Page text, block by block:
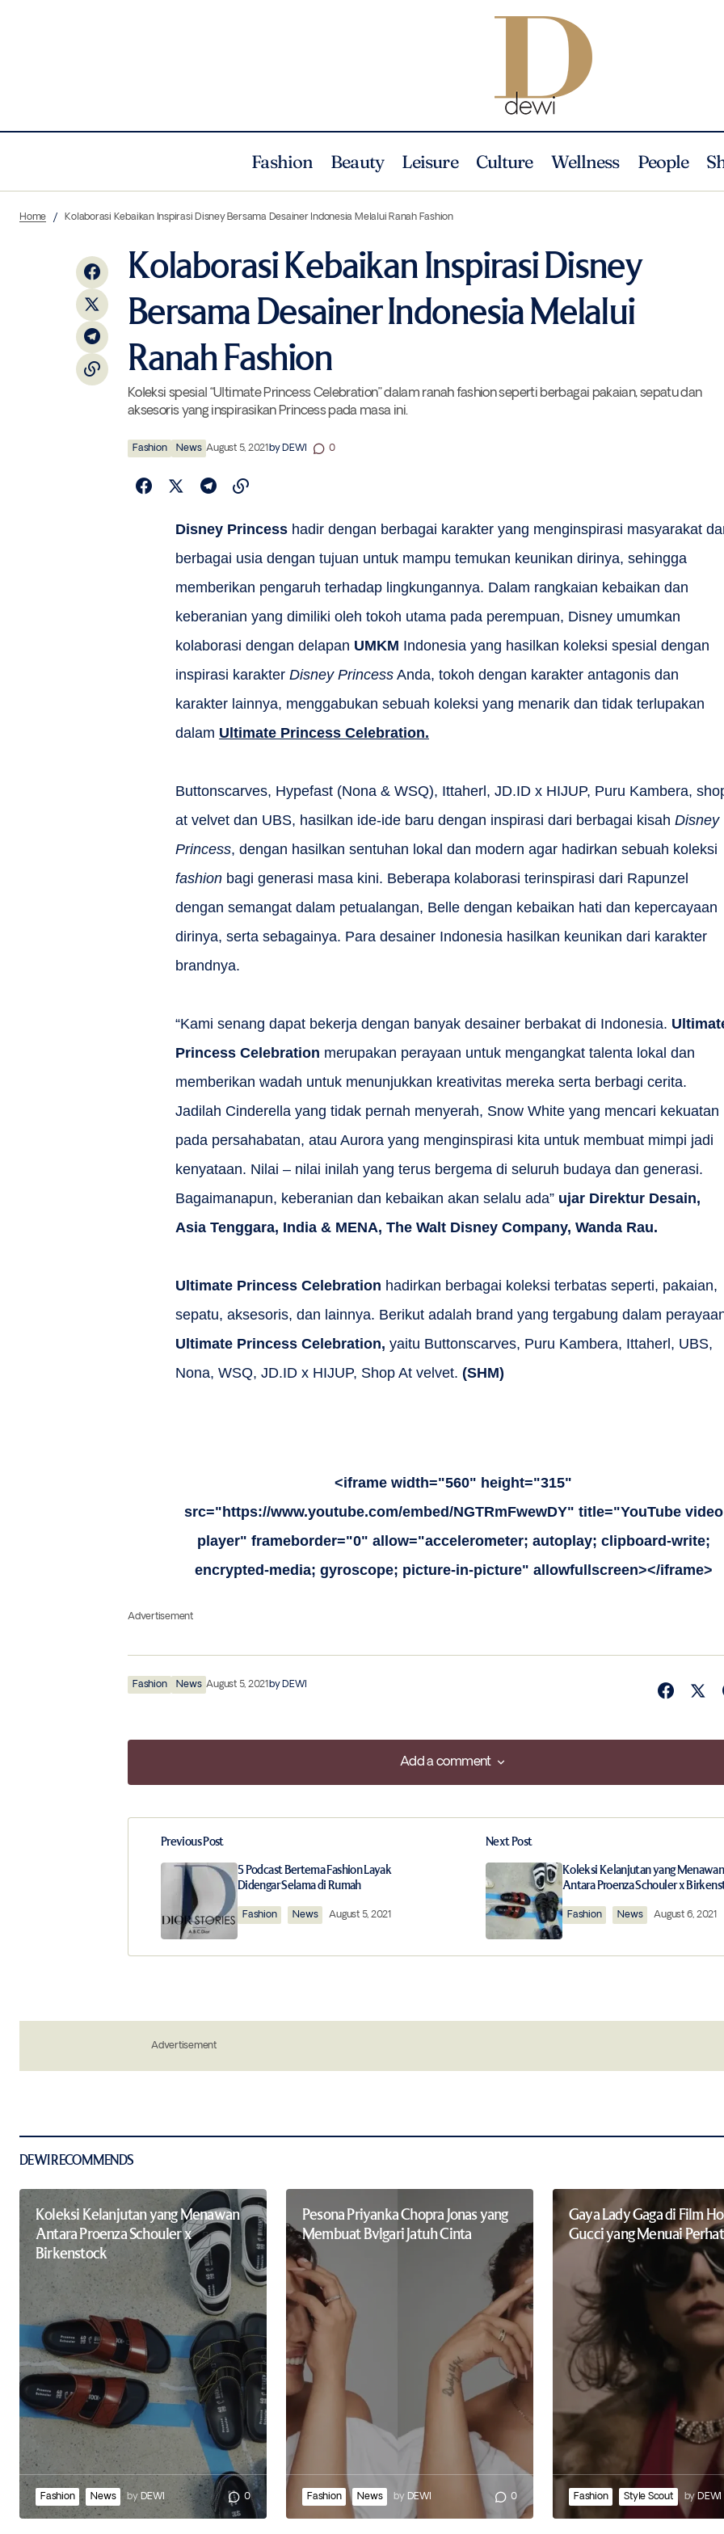
Fashion Beauty Leisure Culture Wellness People
5 Podcast Bertema Fashion Layak
Didengar Selama di Rumah
Fashion News Kolaborasi Kebaikan Inspirasi Disney Bersama Desainer Indonesia
Home Kolaborasi Kebaikan Inspirasi Disney Bersama Desainer Indonesia Melalui Ranah Fashion
Kolaborasi Kebaikan Inspirasi Disney
Bersama Desainer Indonesia Melalui
Ranah Fashion
Koleksi spesial “Ultimate Princess Celebration” dalam ranah fashion seperti berbagai pakaian, sepatu dan
aksesoris yang inspirasikan Princess pada masa ini.
Fashion News August 5, 2021byDEWI 0
Disney Princess hadir dengan berbagai karakter yang menginspirasi masyarakat
berbagai usia dengan tujuan untuk mampu temukan keunikan dirinya, sehingga
memberikan pengaruh terhadap lingkungannya. Dalam rangkaian kebaikan dan
keberanian yang dimiliki oleh tokoh utama pada perempuan, Disney umumkan
kolaborasi dengan delapan UMKM Indonesia yang hasilkan koleksi spesial dengan
inspirasi karakter Disney Princess Anda, tokoh dengan karakter antagonis dan
karakter lainnya, menggabukan sebuah koleksi yang menarik dan tidak terlupakan
dalam Ultimate Princess Celebration.
Buttonscarves, Hypefast (Nona & WSQ), Ittaherl, JD.ID x HIJUP, Puru Kambera,
at velvet dan UBS, hasilkan ide-ide baru dengan inspirasi dari berbagai kisah Disney
Princess, dengan hasilkan sentuhan lokal dan modern agar hadirkan sebuah koleksi
fashion bagi generasi masa kini. Beberapa kolaborasi terinspirasi dari Rapunzel
dengan semangat dalam petualangan, Belle dengan kebaikan hati dan kepercayaan
dirinya, serta sebagainya. Para desainer Indonesia hasilkan keunikan dari karakter
brandnya.
“Kami senang dapat bekerja dengan banyak desainer berbakat di Indonesia.
Princess Celebration merupakan perayaan untuk mengangkat talenta lokal dan
memberikan wadah untuk menunjukkan kreativitas mereka serta berbagi cerita.
Jadilah Cinderella yang tidak pernah menyerah, Snow White yang mencari kekuatan
pada persahabatan, atau Aurora yang menginspirasi kita untuk membuat mimpi jadi
kenyataan. Nilai – nilai inilah yang terus bergema di seluruh budaya dan generasi.
Bagaimanapun, keberanian dan kebaikan akan selalu ada” ujar Direktur Desain,
Asia Tenggara, India & MENA, The Walt Disney Company, Wanda Rau.
Ultimate Princess Celebration hadirkan berbagai koleksi terbatas seperti, pakaian,
sepatu, aksesoris, dan lainnya. Berikut adalah brand yang tergabung dalam
Ultimate Princess Celebration, yaitu Buttonscarves, Puru Kambera, Ittaherl, UBS,
Nona, WSQ, JD.ID x HIJUP, Shop At velvet. (SHM)
<iframe width="560" height="315"
src="https://www.youtube.com/embed/NGTRmFwewDY" title="YouTube video
player" frameborder="0" allow="accelerometer; autoplay; clipboard-write;
encrypted-media; gyroscope; picture-in-picture" allowfullscreen></iframe>
Advertisement
Fashion News August 5, 2021byDEWI
Add a comment
Add a comment
Your email address will not be published. Required fields are marked
Comment
Save my name, email, and website in this browser for
Previous Post
5 Podcast Bertema Fashion Layak
Didengar Selama di Rumah
Fashion News August 5, 2021
Next Post
Koleksi Kelanjutan yang Menawan
Antara Proenza Schouler x
Fashion News August 6, 2021
Advertisement
DEWI RECOMMENDS
Koleksi Kelanjutan yang Menawan
Antara Proenza Schouler x
Birkenstock
Fashion News by DEWI 0
Pesona Priyanka Chopra Jonas yang
Membuat Bvlgari Jatuh Cinta
Fashion News by DEWI 0
Gaya Lady Gaga di Film
Gucci yang Menuai
Fashion Style Scout byDEWI